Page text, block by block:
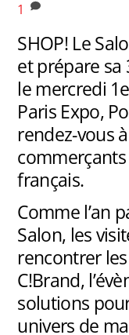
1
SHOP! Le
et prépare sa
le mercredi
Paris Expo,
rendez-vous
français.
Comme l’an
Salon, les
rencontrer
C!Brand,
solutions
univers de